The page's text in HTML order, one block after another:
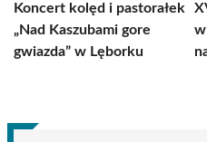
Koncert kolęd i pastorałek
„Nad Kaszubami gore
gwiazda” w Lęborku
w